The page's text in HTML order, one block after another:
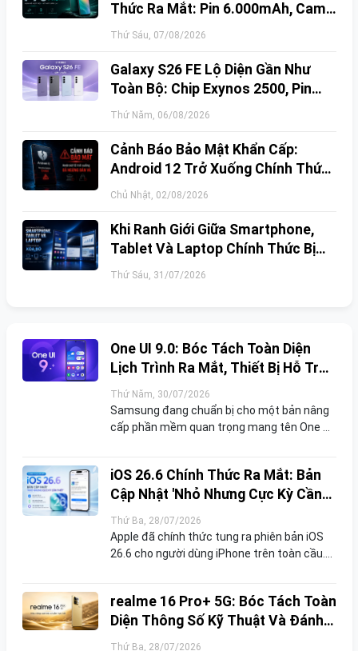
Thức Ra Mắt: Pin 6.000mAh, Cam
Kết Cập Nhật Phần Mềm 6 Năm
Thứ Sáu, 07/08/2026
Galaxy S26 FE Lộ Diện Gần Như
Toàn Bộ: Chip Exynos 2500, Pin
4.900mAh Và Giá Bán Dự Kiến
Thứ Năm, 06/08/2026
Cảnh Báo Bảo Mật Khẩn Cấp:
Android 12 Trở Xuống Chính Thức
Ngừng Bản Vá – Rủi Ro Mất Tài
Phục
Chủ Nhật, 02/08/2026
Khi Ranh Giới Giữa Smartphone,
Tablet Và Laptop Chính Thức Bị
Xóa Bỏ
Thứ Sáu, 31/07/2026
One UI 9.0: Bóc Tách Toàn Diện
Lịch Trình Ra Mắt, Thiết Bị Hỗ Trợ
Và Tính Năng Mới
Thứ Năm, 30/07/2026
Samsung đang chuẩn bị cho một bản nâng
cấp phần mềm quan trọng mang tên One UI
đại tu giao di...
iOS 26.6 Chính Thức Ra Mắt: Bản
Cập Nhật 'Nhỏ Nhưng Cực Kỳ Cần
Thiết' Cho iPhone
Thứ Ba, 28/07/2026
Apple đã chính thức tung ra phiên bản iOS
26.6 cho người dùng iPhone trên toàn cầu.
loạt tính năn...
realme 16 Pro+ 5G: Bóc Tách Toàn
Diện Thông Số Kỹ Thuật Và Đánh
Giá Phân Khúc Khách Hàng
Thứ Ba, 28/07/2026